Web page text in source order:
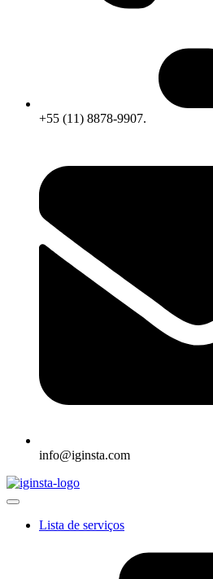
+55 (11) 8878-9907.
info@iginsta.com
Lista de serviços